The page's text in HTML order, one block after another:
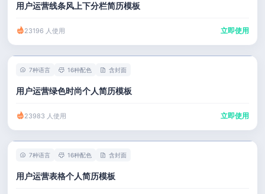
用户运营线条风上下分栏简历模板
23196 人使用 立即使用
7种语言 16种配色 含封面
用户运营绿色时尚个人简历模板
23983 人使用 立即使用
7种语言 16种配色 含封面
用户运营表格个人简历模板